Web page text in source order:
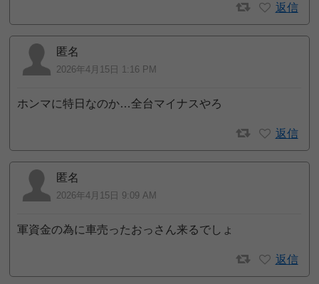
返信
匿名
2026年4月15日 1:16 PM
ホンマに特日なのか…全台マイナスやろ
返信
匿名
2026年4月15日 9:09 AM
軍資金の為に車売ったおっさん来るでしょ
返信